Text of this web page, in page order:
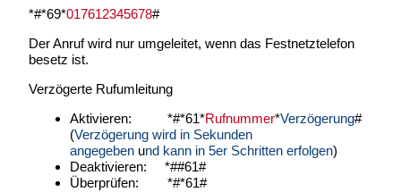
*#*69*017612345678#
Der Anruf wird nur umgeleitet, wenn das Festnetztelefon
besetz ist.
Verzögerte Rufumleitung
Aktivieren: *#*61*Rufnummer*Verzögerung#
(Verzögerung wird in Sekunden
angegeben und kann in 5er Schritten erfolgen)
Deaktivieren: *##61#
Überprüfen: *#*61#